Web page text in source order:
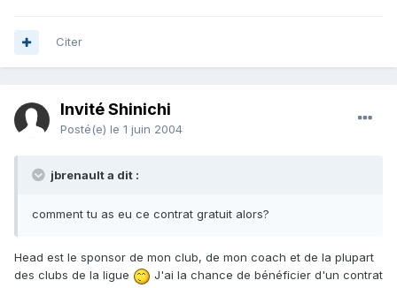
Citer
Invité Shinichi
Posté(e) le 1 juin 2004
jbrenault a dit :
comment tu as eu ce contrat gratuit alors?
Head est le sponsor de mon club, de mon coach et de la plupart
des clubs de la ligue
J'ai la chance de bénéficier d'un contrat